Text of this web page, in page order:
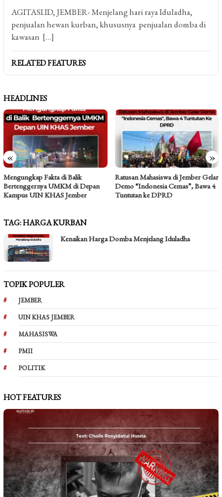
AGITASI.ID, JEMBER- Menjelang hari raya Iduladha,
penjualan hewan kurban, khususnya penjualan domba di
kawasan […]
RELATED FEATURES
HEADLINES
« »
Ratusan Mahasiswa di Jember Gelar
Demo “Indonesia Cemas”, Bawa 4
Tuntutan ke DPRD
Bertemu Samanera: Titipan Pesan di
Balik Tema TRISUCI Waisak 2570
Umat Buddha
TAG:HARGA KURBAN
Kenaikan Harga Domba Menjelang Iduladha
TOPIK POPULER
JEMBER
UIN KHAS JEMBER
MAHASISWA
PMII
POLITIK
HOT FEATURES